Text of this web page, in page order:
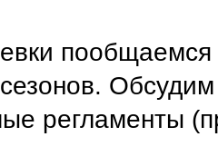
пообщаемся
регламенты